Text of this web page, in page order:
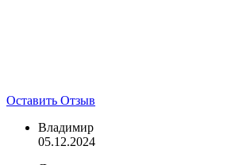
Оставить Отзыв
Владимир
05.12.2024